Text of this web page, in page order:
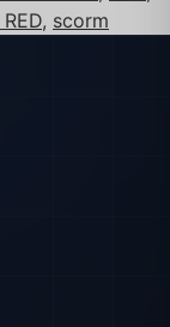
, scorm